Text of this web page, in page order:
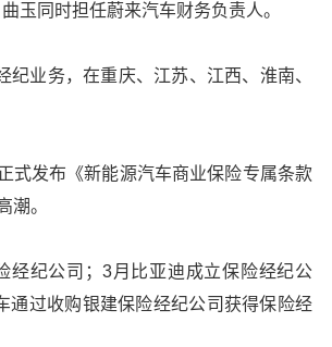
玉同时担任蔚来汽车财务负责人。
业务，在重庆、江苏、江西、淮南、
式发布《新能源汽车商业保险专属条款
潮。
经纪公司；3月比亚迪成立保险经纪公
通过收购银建保险经纪公司获得保险经